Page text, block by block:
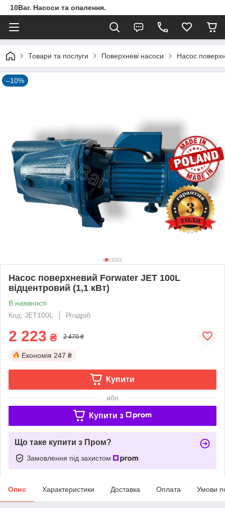
10Bar. Насоси та опалення.
Товари та послуги Поверхневі насоси Насос
–10%
Насос поверхневий Forwater JET 100L
відцентровий (1,1 кВт)
В наявності
Код: JET100L
Роздріб
2 223 ₴ 2 470 ₴
Економія 247 ₴
Купити
або
Купити з
Що таке купити з Пром?
Замовлення під захистом
Опис Характеристики Доставка Оплата Умови